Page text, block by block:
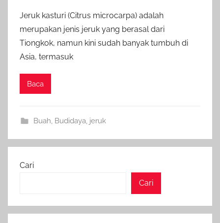
Jeruk kasturi (Citrus microcarpa) adalah
merupakan jenis jeruk yang berasal dari
Tiongkok, namun kini sudah banyak tumbuh di
Asia, termasuk
Baca
Buah, Budidaya, jeruk
Cari
Cari